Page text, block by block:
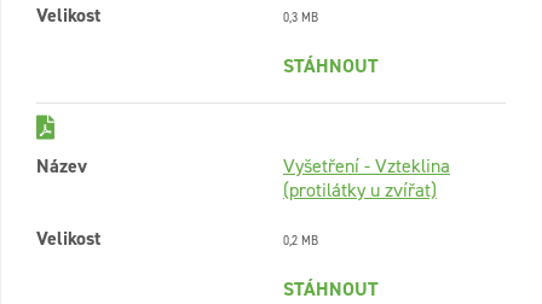
Velikost
0,3 MB
STÁHNOUT
Název
Vyšetření - Vzteklina
(protilátky u zvířat)
Velikost
0,2 MB
STÁHNOUT